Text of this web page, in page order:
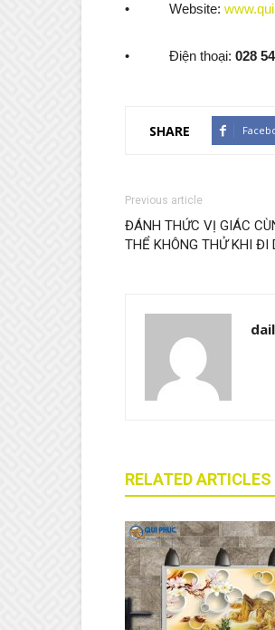
• Website:
• Điện thoại: 028
SHARE
Previous article
ĐÁNH THỨC VỊ GIÁC
THỂ KHÔNG THỬ KHI ĐI
RELATED ARTICLES